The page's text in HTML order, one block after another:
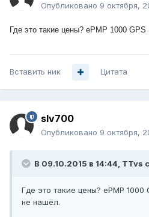
Опубликовано 9 октября,
Где это такие цены? ePMP 1000
Вставить ник Цитата
slv700
Опубликовано 9 октября,
В 09.10.2015 в 14:44, TTvs
Где это такие цены? ePMP
не нашёл.